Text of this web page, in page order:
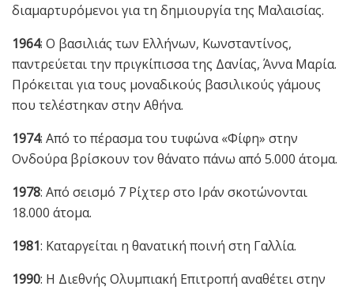
διαμαρτυρόμενοι για τη δημιουργία της Μαλαισίας.
1964: Ο βασιλιάς των Ελλήνων, Κωνσταντίνος,
παντρεύεται την πριγκίπισσα της Δανίας, Άννα Μαρία.
Πρόκειται για τους μοναδικούς βασιλικούς γάμους
που τελέστηκαν στην Αθήνα.
1974: Από το πέρασμα του τυφώνα «Φίφη» στην
Ονδούρα βρίσκουν τον θάνατο πάνω από 5.000 άτομα.
1978: Από σεισμό 7 Ρίχτερ στο Ιράν σκοτώνονται
18.000 άτομα.
1981: Καταργείται η θανατική ποινή στη Γαλλία.
1990: Η Διεθνής Ολυμπιακή Επιτροπή αναθέτει στην